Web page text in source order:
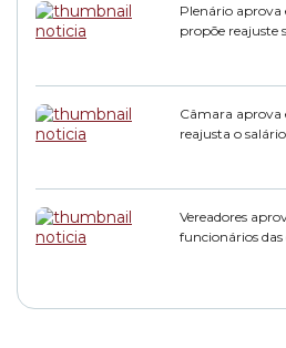
Plenário aprova
propõe reajuste
Câmara aprova
reajusta o
Vereadores
funcionários das